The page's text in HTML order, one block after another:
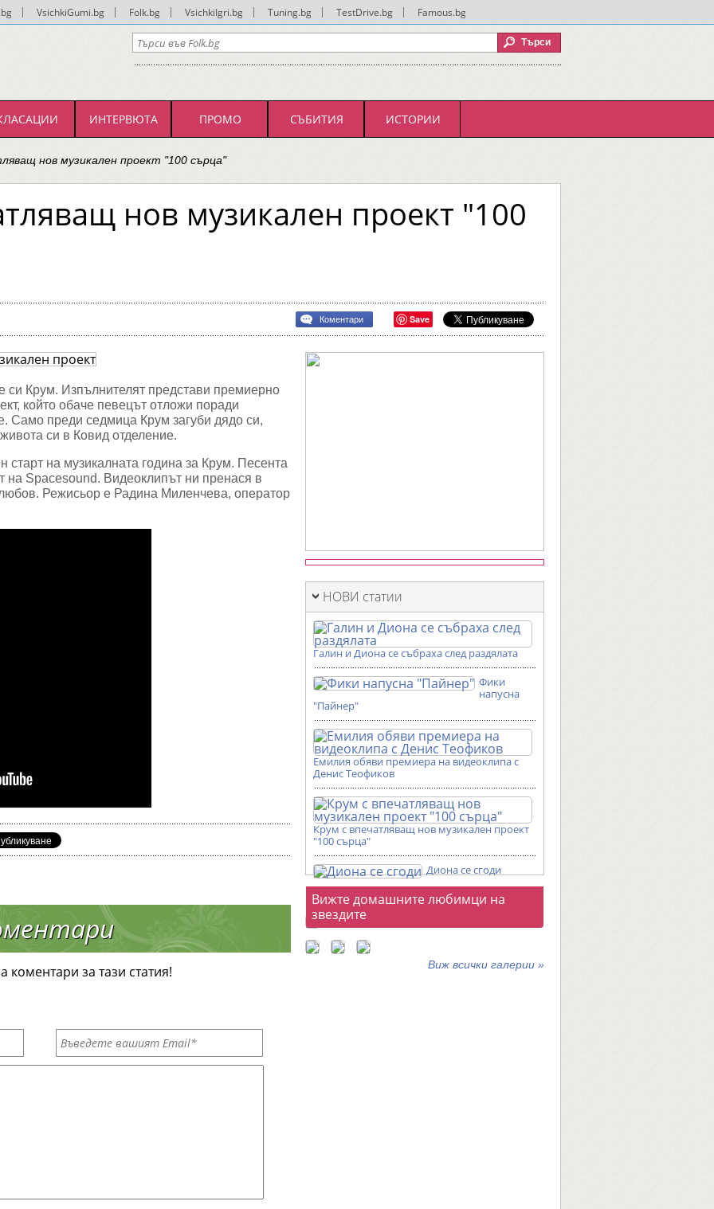
VsichkiGumi.bg Folk.bg VsichkiIgri.bg Tuning.bg TestDrive.bg Famous.bg
ИНТЕРВЮТА ПРОМО СЪБИТИЯ ИСТОРИИ
нов музикален проект "100 сърца"
нов музикален проект "100
Коментари Save
си Крум. Изпълнителят представи премиерно
който обаче певецът отложи поради
Само преди седмица Крум загуби дядо си,
си в Ковид отделение.
на музикалната година за Крум. Песента
на Spacesound. Видеоклипът ни пренася в
Режисьор е Радина Миленчева, оператор
за тази статия!
НОВИ статии
Галин и Диона се събраха след раздялата
Фики
напусна
"Пайнер"
Емилия обяви премиера на видеоклипа с
Денис Теофиков
Крум с впечатляващ нов музикален проект
"100 сърца"
Диона се сгоди
Фотогалерии
Вижте домашните любимци на
звездите
Виж всички галерии »